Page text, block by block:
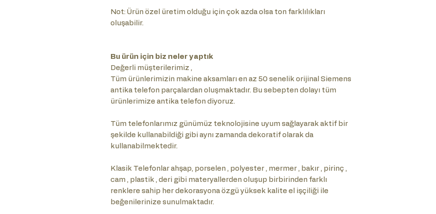
Not: Ürün özel üretim olduğu için çok azda olsa ton farklılıkları
oluşabilir.
Bu ürün için biz neler yaptık
Değerli müşterilerimiz ,
Tüm ürünlerimizin makine aksamları en az 50 senelik orijinal Siemens
antika telefon parçalardan oluşmaktadır. Bu sebepten dolayı tüm
ürünlerimize antika telefon diyoruz.
Tüm telefonlarımız günümüz teknolojisine uyum sağlayarak aktif bir
şekilde kullanabildiği gibi aynı zamanda dekoratif olarak da
kullanabilmektedir.
Klasik Telefonlar ahşap, porselen , polyester , mermer , bakır , pirinç ,
cam , plastik , deri gibi materyallerden oluşup birbirinden farklı
renklere sahip her dekorasyona özgü yüksek kalite el işçiliği ile
beğenilerinize sunulmaktadır.